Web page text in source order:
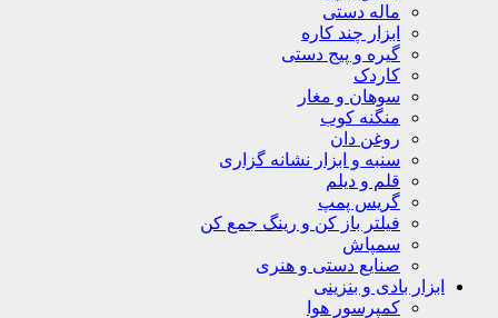
ماله دستی
ابزار چند کاره
گیره و پیج دستی
کاردک
سوهان و مغار
منگنه کوب
روغن دان
سنبه و ابزار نشانه گزاری
قلم و دیلم
گریس پمپ
فیلتر باز کن و رینگ جمع کن
سمپاش
صنایع دستی و هنری
ابزار بادی و بنزینی
کمپرسور هوا